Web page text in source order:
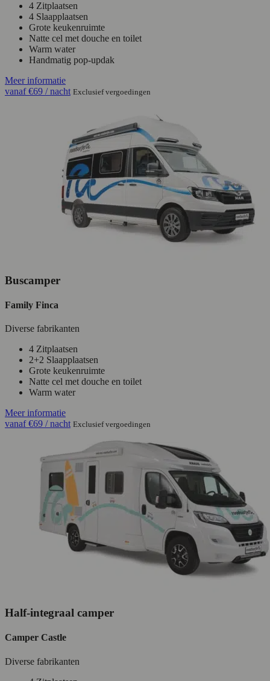
4 Zitplaatsen
4 Slaapplaatsen
Grote keukenruimte
Natte cel met douche en toilet
Warm water
Handmatig pop-updak
Meer informatie
vanaf€69 / nacht Exclusief vergoedingen
Buscamper
Family Finca
Diverse fabrikanten
4 Zitplaatsen
2+2 Slaapplaatsen
Grote keukenruimte
Natte cel met douche en toilet
Warm water
Meer informatie
vanaf€69 / nacht Exclusief vergoedingen
Half-integraal camper
Camper Castle
Diverse fabrikanten